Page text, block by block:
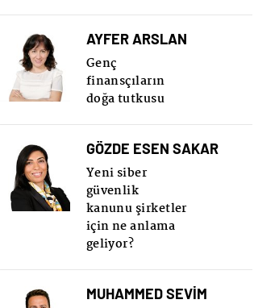
AYFER ARSLAN
Genç
finansçıların
doğa tutkusu
GÖZDE ESEN SAKAR
Yeni siber
güvenlik
kanunu şirketler
için ne anlama
geliyor?
MUHAMMED SEVİM